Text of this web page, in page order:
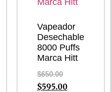
Vapeador
Desechable
8000 Puffs
Marca Hitt
$650.00
$595.00